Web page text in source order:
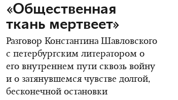
«Общественная
ткань мертвеет»
Разговор Константина Шавловского
с петербургским литератором о
его внутреннем пути сквозь войну
и о затянувшемся чувстве долгой,
бесконечной остановки